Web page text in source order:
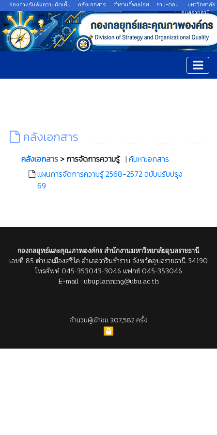
ช่องทางรับฟังความคิดเห็น คลังเอกสาร คำถามที่พบบ่อย ถาม-ตอบ
มหาวิทยาลัย
อุบลราชธานี
คลังเอกสาร
คลังเอกสาร > การจัดการความรู้ | ค้นหาเอกสาร
แผนการจัดการความรู้ 2568-2572 ฉบับปรับปรุง
69
กองกลยุทธ์และคุณภาพองค์กร สำนักงานมหาวิทยาลัยอุบลราชธานี
เลขที่ 85 ตำบลเมืองศรีไค อำเภอวารินชำราบ จังหวัดอุบลราชธานี 34190
โทรศัพท์ 045-353043-3046 แฟกซ์ 045-353046
E-mail : ubuplanning@ubu.ac.th
จำนวนผู้เข้าชม 307,582 ครั้ง